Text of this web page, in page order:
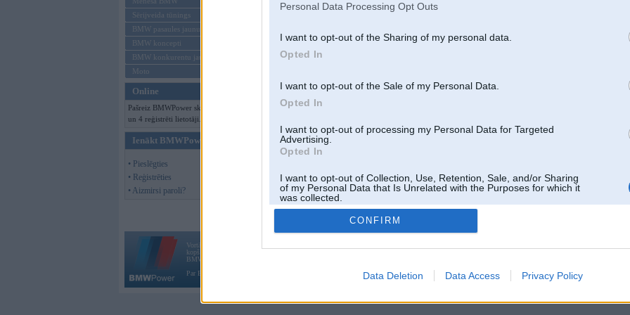
Personal Data Processing Opt Outs
I want to opt-out of the Sharing of my personal data.
Opted In
I want to opt-out of the Sale of my Personal Data.
Opted In
I want to opt-out of processing my Personal Data for Targeted
Advertising.
Opted In
I want to opt-out of Collection, Use, Retention, Sale, and/or Sharing
of my Personal Data that Is Unrelated with the Purposes for which it
was collected.
Opted Out
CONFIRM
Data Deletion Data Access Privacy Policy
Sērijveida tūnings
BMW pasaules jaunumi
BMW koncepti
BMW konkurentu jaunumi
Moto
Online
Pašreiz BMWPower skatās 89 viesi
un 4 reģistrēti lietotāji.
Ienākt BMWPower
• Pieslēgties
• Reģistrēties
• Aizmirsi paroli?
Vortāls BMWPower.lv darbojas
kopš 2002. gada 14. maija. Tas nav auto klubs un nav saistīts ar
BMW AG.
Par BMWPower